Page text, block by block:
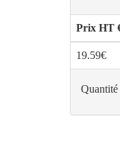
Prix HT
19.59€
Quantité